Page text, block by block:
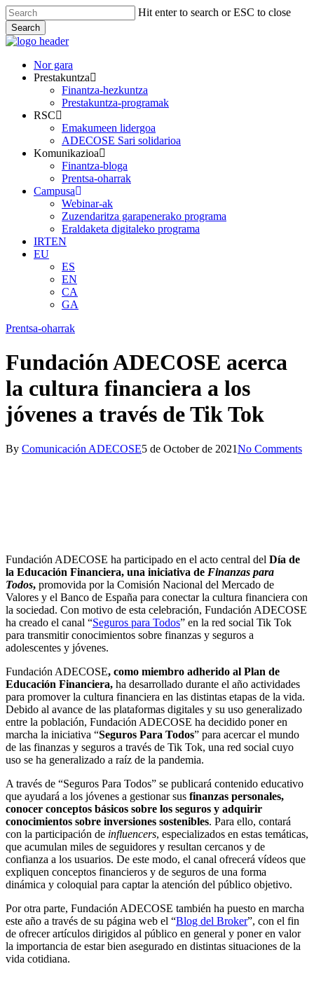
Skip
to
main
content
Hit enter to search or ESC to close
Search
Close
Menu
Nor gara
Prestakuntza
Finantza-hezkuntza
Prestakuntza-programak
RSC
Emakumeen lidergoa
ADECOSE Sari solidarioa
Komunikazioa
Finantza-bloga
Prentsa-oharrak
Campusa
Webinar-ak
Zuzendaritza garapenerako programa
Eraldaketa digitaleko programa
IRTEN
EU
ES
EN
CA
GA
Prentsa-oharrak
Fundación ADECOSE acerca
la cultura financiera a los
jóvenes a través de Tik Tok
By Comunicación ADECOSE5 de October de 2021No Comments
Dentro del Plan de Educación Financiera, Fundación
ADECOSE se estrena en la red social Tik Tok con el objetivo de
difundir contenido sobre finanzas y seguros entre jóvenes y
adolescentes.
Fundación ADECOSE ha asistido al acto central del Día de la
Educación Financiera celebrado en el Banco de España.
Fundación ADECOSE ha participado en el acto central del Día de
la Educación Financiera, una iniciativa de Finanzas para
Todos, promovida por la Comisión Nacional del Mercado de
Valores y el Banco de España para conectar la cultura financiera con
la sociedad. Con motivo de esta celebración, Fundación ADECOSE
ha creado el canal “Seguros para Todos” en la red social Tik Tok
para transmitir conocimientos sobre finanzas y seguros a
adolescentes y jóvenes.
Fundación ADECOSE, como miembro adherido al Plan de
Educación Financiera, ha desarrollado durante el año actividades
para promover la cultura financiera en las distintas etapas de la vida.
Debido al avance de las plataformas digitales y su uso generalizado
entre la población, Fundación ADECOSE ha decidido poner en
marcha la iniciativa “Seguros Para Todos” para acercar el mundo
de las finanzas y seguros a través de Tik Tok, una red social cuyo
uso se ha generalizado a raíz de la pandemia.
A través de “Seguros Para Todos” se publicará contenido educativo
que ayudará a los jóvenes a gestionar sus finanzas personales,
conocer conceptos básicos sobre los seguros y adquirir
conocimientos sobre inversiones sostenibles. Para ello, contará
con la participación de influencers, especializados en estas temáticas,
que acumulan miles de seguidores y resultan cercanos y de
confianza a los usuarios. De este modo, el canal ofrecerá vídeos que
expliquen conceptos financieros y de seguros de una forma
dinámica y coloquial para captar la atención del público objetivo.
Por otra parte, Fundación ADECOSE también ha puesto en marcha
este año a través de su página web el “Blog del Broker”, con el fin
de ofrecer artículos dirigidos al público en general y poner en valor
la importancia de estar bien asegurado en distintas situaciones de la
vida cotidiana.